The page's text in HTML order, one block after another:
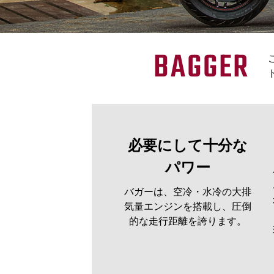
BAGGER
必要にして十分な
パワー
バガーは、空冷・水冷の大排
気量エンジンを搭載し、圧倒
的な走行距離を誇ります。